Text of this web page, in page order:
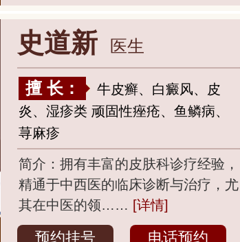
史道新 医生
擅 长：
牛皮癣、白癜风、皮
炎、湿疹类 顽固性痤疮、鱼鳞病、
荨麻疹
简介：拥有丰富的皮肤科诊疗经验，
精通于中西医的临床诊断与治疗，尤
其在中医的领…… [详情]
预约挂号 电话预约